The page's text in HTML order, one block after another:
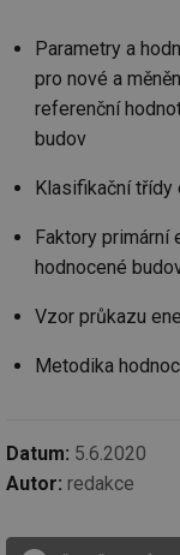
Parametry a
pro nové a
referenční
budov
Klasifikační
Faktory
hodnocené
Vzor průkazu
Metodika
Datum: 5.6.2020
Autor: redakce